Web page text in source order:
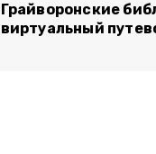
Грайворонские
виртуальный